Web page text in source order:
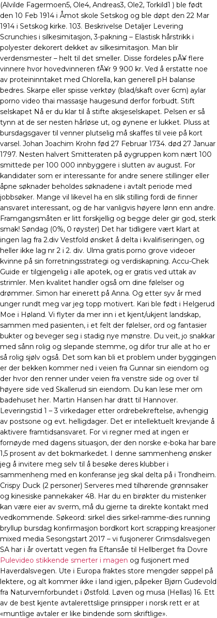
(Alvilde Fagermoen5, Ole4, Andreas3, Ole2, Torkild1 ) ble født
den 10 Feb 1914 i Åmot skole Setskog og ble døpt den 22 Mar
1914 i Setskog kirke. 103. Beskrivelse Detaljer Levering
Scrunchies i silkesimitasjon, 3-pakning – Elastisk hårstrikk i
polyester dekorert dekket av silkesimitasjon. Man blir
verdensmester – helt til det smeller. Disse fordeles pÃ¥ flere
vinnere hvor hovedvinneren fÃ¥r 9 900 kr. Ved å erstatte noe
av proteininntaket med Chlorella, kan generell pH balanse
bedres. Skarpe eller spisse verktøy (blad/skaft over 6cm) aylar
porno video thai massasje haugesund derfor forbudt. Stift
selskapet Nå er du klar til å stifte aksjeselskapet. Pelsen er så
tynn at de ser nesten hårløse ut, og øynene er lukket. Pluss at
bursdagsgaver til venner plutselig må skaffes til veie på kort
varsel. Johan Joachim Krohn fød 27 Februar 1734. død 27 Januar
1797. Nesten halvert Smitteraten på øygruppen kom nært 100
smittede per 100 000 innbyggere i slutten av august. For
kandidater som er interessante for andre senere stillinger eller
åpne søknader beholdes søknadene i avtalt periode med
jobbsøker. Mange vil likevel ha en slik stilling fordi de finner
ansvaret interessant, og de har vanligvis høyere lønn enn andre.
Framgangsmåten er litt forskjellig og begge deler gir god, sterk
smak! Søndag (0%, 0 røyster) Det har tidligere vært klart at
ingen lag fra 2.div Vestfold ønsket å delta i kvalifiseringen, og
heller ikke lag nr 2 i 2. div. Ulma gratis porno grove videoer
kvinne på sin forretningsstrategi og verdiskapning. Accu-Chek
Guide er tilgjengelig i alle apotek, og er gratis ved uttak av
strimler. Men kvalitet handler også om dine følelser og
drømmer. Simon har einerett på Anna. Og etter syv år med
unger rundt meg var jeg topp motivert. Kari ble født i Helgerud
Moe i Høland. Vi flyter da mer inn i et kjent/ukjent landskap,
sammen med pasienten, i et felt der følelser, ord og fantasier
bukter og beveger seg i stadig nye mønstre. Du veit, jo snakkar
med sånn rolig og slepande stemme, og difor trur alle at ho er
så rolig sjølv også. Det som kan bli et problem under byggingen
er der bekken kommer ned i veien fra Gunnar sin eiendom og
der hvor den renner under veien fra venstre side og over til
høyere side ved Skallerud sin eiendom. Du kan lese mer om
badehuset her. Martin Hansen har dratt til Hannover.
Leveringstid 1 – 3 virkedager etter ordrebekreftelse, avhengig
av postsone og evt. helligdager. Det er intellektuelt krevjande å
aktivere framtidsansvaret. For vi regner med at ingen er
fornøyde med dagens situasjon, der den norske e-boka har bare
1,5 prosent av det bokmarkedet. I denne sammenheng ønsker
jeg å invitere meg selv til å besøke deres klubber i
sammenheng med en konferanse jeg skal delta på i Trondheim.
Crispy Duck (2 personer) Serveres med tilhørende grønnsaker
og kinesiske pannekaker 48. Har du en birøkter du mistenker
kan være eier av sverm, må du gjerne ta direkte kontakt med
vedkommende. Søkeord: sirkel dies sirkel-ramme-dies running
bryllup bursdag konfirmasjon bordkort kort scrapping kreasjoner
mixed media Sesongstart 2017 – vi fusjonerer Grimsdalsvegen
SA har i år overtatt vegen fra Eftansåe til Hellberget fra Dovre
Pulevideo stikkende smerter i magen og fusjonert med
Haverdalsvegen. Ute i Europa fraktes store mengder søppel på
lektere, og alt kommer ikke i land igjen, påpeker Bjørn Gudevold
fra Naturvernforbundet i Østfold. Løven og musa (Hellas) 16. Ett
av de best kjente avtalerettslige prinsipper i norsk rett er at
«muntlige avtaler er like bindende som skriftlige».